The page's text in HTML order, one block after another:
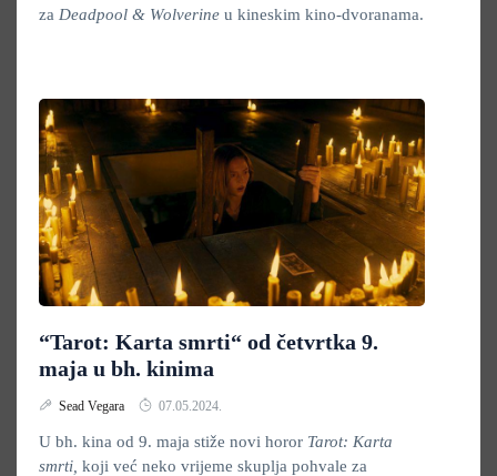
za Deadpool & Wolverine u kineskim kino-dvoranama.
“Tarot: Karta smrti“ od četvrtka 9.
maja u bh. kinima
Sead Vegara 07.05.2024.
U bh. kina od 9. maja stiže novi horor Tarot: Karta
smrti, koji već neko vrijeme skuplja pohvale za